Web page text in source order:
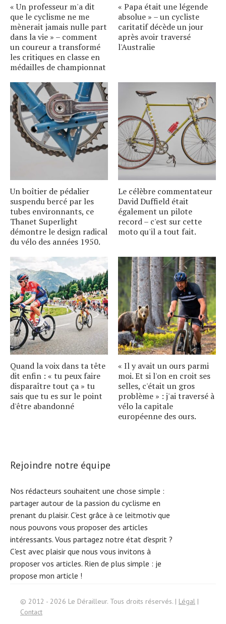
« Un professeur m'a dit
que le cyclisme ne me
mènerait jamais nulle part
dans la vie » – comment
un coureur a transformé
les critiques en classe en
médailles de championnat
« Papa était une légende
absolue » – un cycliste
caritatif décède un jour
après avoir traversé
l'Australie
Un boîtier de pédalier
suspendu bercé par les
tubes environnants, ce
Thanet Superlight
démontre le design radical
du vélo des années 1950.
Le célèbre commentateur
David Duffield était
également un pilote
record – c'est sur cette
moto qu'il a tout fait.
Quand la voix dans ta tête
dit enfin : « tu peux faire
disparaître tout ça » tu
sais que tu es sur le point
d'être abandonné
« Il y avait un ours parmi
moi. Et si l'on en croit ses
selles, c'était un gros
problème » : j'ai traversé à
vélo la capitale
européenne des ours.
Rejoindre notre équipe
Nos rédacteurs souhaitent une chose simple :
partager autour de la passion du cyclisme en
prenant du plaisir. C'est grâce à ce leitmotiv que
nous pouvons vous proposer des articles
intéressants. Vous partagez notre état d'esprit ?
C'est avec plaisir que nous vous invitons à
proposer vos articles. Rien de plus simple : je
propose mon article !
© 2012 - 2026 Le Dérailleur. Tous droits réservés. | Légal |
Contact
Search
for: